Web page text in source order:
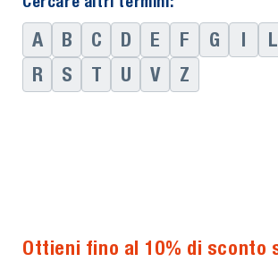
A B C D E F G I L
R
S T U V Z
Ottieni fino al 10% di sconto